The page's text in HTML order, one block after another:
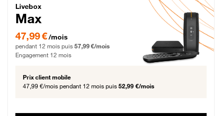
Livebox Max Fibre
Livebox
Max
47,99 € par mois pendant 12 mois puis 57,99 € par mois, Engagement 12 mois
47,99 €/mois
pendant 12 mois puis 57,99 €/mois
Engagement 12 mois
Prix client mobile
47,99 €/mois pendant 12 mois puis 52,99 €/mois